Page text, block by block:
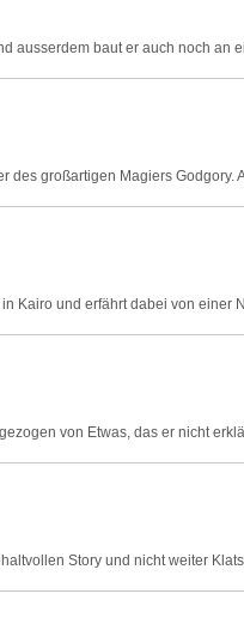
ausserdem baut er auch noch an
großartigen Magiers Godgory.
Kairo und erfährt dabei von einer
von Etwas, das er nicht
Story und nicht weiter